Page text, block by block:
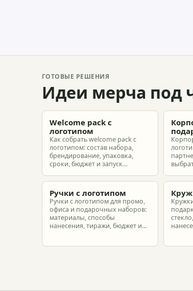
ГОТОВЫЕ РЕШЕНИЯ
Идеи мерча под
Welcome pack с
логотипом
Как собрать welcome pack с
логотипом: состав набора,
брендирование, упаковка,
сроки, бюджет и запуск
новых сотрудников.
Ручки с логотипом
Ручки с логотипом для промо,
офиса и подарочных наборов:
материалы, способы
нанесения, тиражи, бюджет и